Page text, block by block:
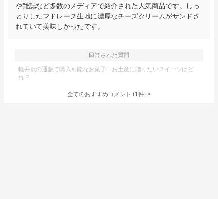
や雑誌など多数のメディアで紹介された人気商品です。しっ
とりしたマドレーヌ生地に濃厚なチーズクリームがサンドさ
れていて美味しかったです。
回答された質問
軽井沢の通販で購入可能なお菓子！お土産に贈りたいスイーツはど
れ？
全てのおすすめコメント (1件) >